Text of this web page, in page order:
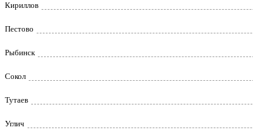
Кириллов
Пестово
Рыбинск
Сокол
Тутаев
Углич